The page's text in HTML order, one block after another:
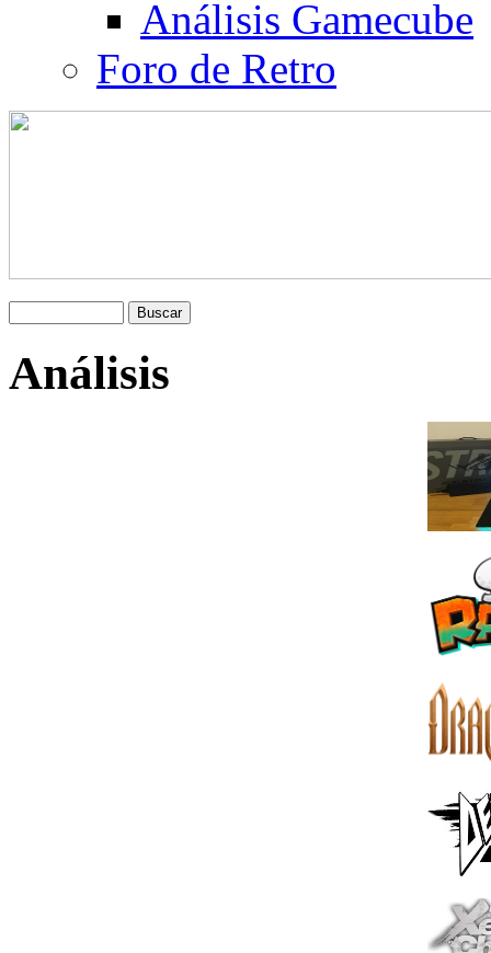
Análisis Gamecube
Foro de Retro
Análisis